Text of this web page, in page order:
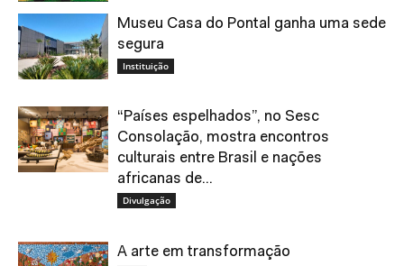
Museu Casa do Pontal ganha uma sede
segura
Instituição
“Países espelhados”, no Sesc
Consolação, mostra encontros
culturais entre Brasil e nações
africanas de...
Divulgação
A arte em transformação